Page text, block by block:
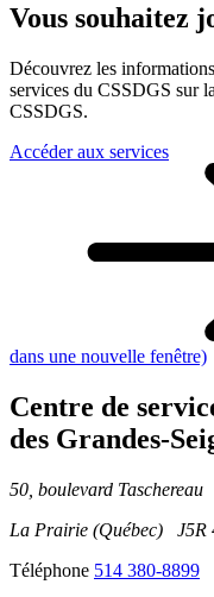
Vous souhaitez
Découvrez les
services du CSSDGS sur
CSSDGS.
Accéder aux services
dans une nouvelle fenêtre)
Centre de
des
50, boulevard Taschereau
La Prairie (Québec) J5R
Téléphone 514 380-8899